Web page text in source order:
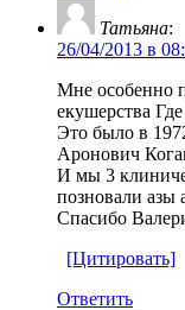
Татьяна:
26/04/2013 в
Мне особенно
екушерства
Это было в
Аронович
И мы 3
позновали азы
Спасибо
[Цитировать]
Ответить